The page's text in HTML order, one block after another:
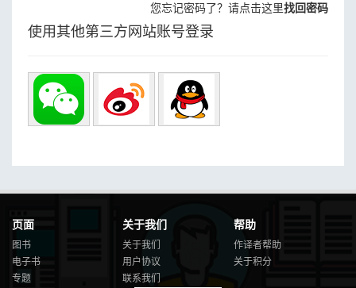
您忘记密码了？请点击这里找回密码
使用其他第三方网站账号登录
页面
图书
电子书
专题
关于我们
关于我们
用户协议
联系我们
帮助
作译者帮助
关于积分